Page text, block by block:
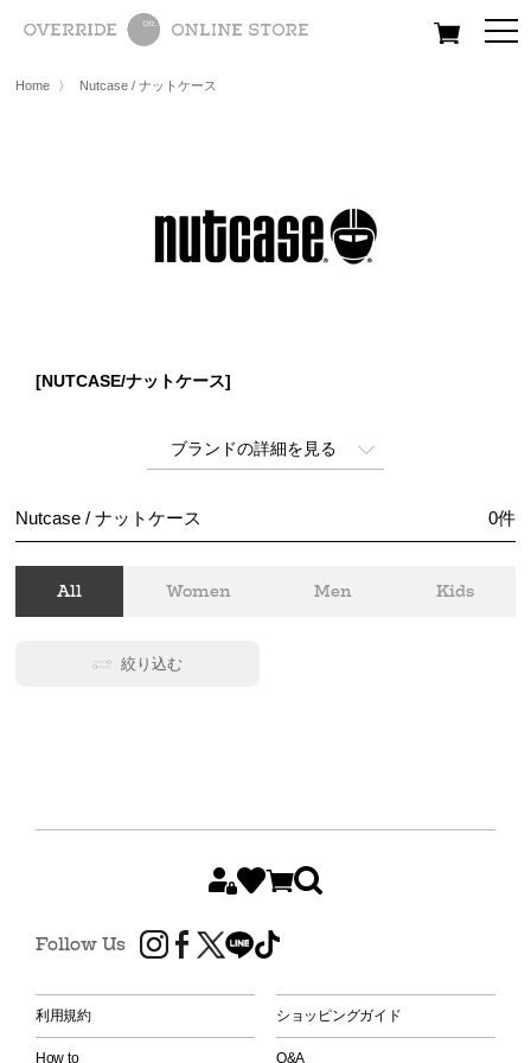
All Women Men
Home 〉 Nutcase / ナットケース
[NUTCASE/ナットケース]
ブランドの詳細を見る
Nutcase / ナットケース 0件
All Women Men Kids
絞り込む
Follow Us
利用規約 ショッピングガイド
How to Q&A